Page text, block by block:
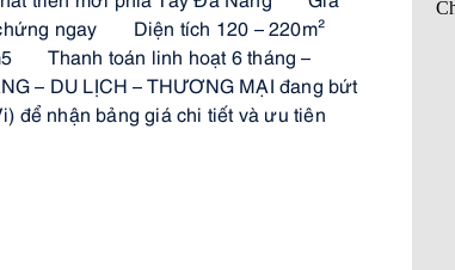
ngay ✅
Diện tích 120 – 220m²
✅
Thanh toán linh hoạt 6 tháng –
– DU LỊCH – THƯƠNG MẠI đang bứt
để nhận bảng giá chi tiết và ưu tiên